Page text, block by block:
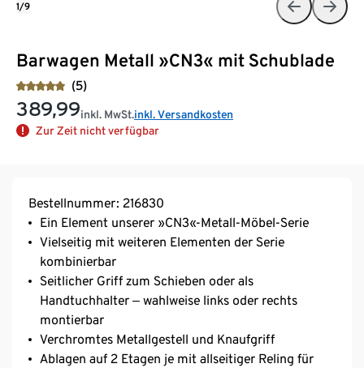
Barwagen Metall »CN3« mit Schublade
(5)
389,99inkl. MwSt.inkl. Versandkosten
Zur Zeit nicht verfügbar
1/9
Bestellnummer: 216830
Ein Element unserer »CN3«-Metall-Möbel-Serie
Vielseitig mit weiteren Elementen der Serie
kombinierbar
Seitlicher Griff zum Schieben oder als
Handtuchhalter ‒ wahlweise links oder rechts
montierbar
Verchromtes Metallgestell und Knaufgriff
Ablagen auf 2 Etagen je mit allseitiger Reling für